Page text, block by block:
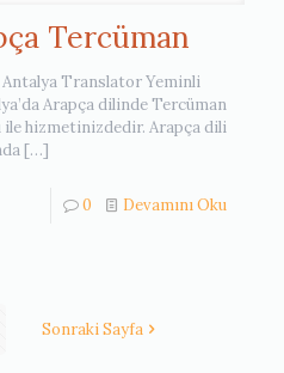
Tercüman
Translator Yeminli
Arapça dilinde Tercüman
hizmetinizdedir. Arapça dili
[…]
0 Devamını Oku
Sonraki Sayfa